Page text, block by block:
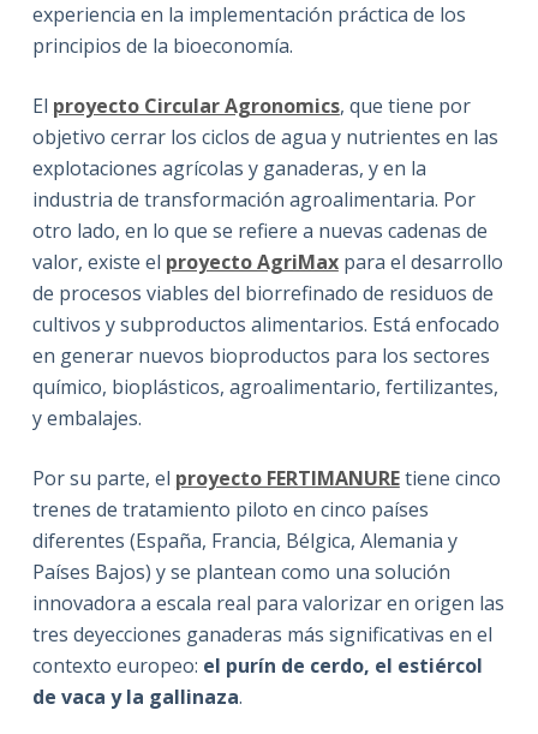
experiencia en la implementación práctica de los
principios de la bioeconomía.
El proyecto Circular Agronomics, que tiene por
objetivo cerrar los ciclos de agua y nutrientes en las
explotaciones agrícolas y ganaderas, y en la
industria de transformación agroalimentaria. Por
otro lado, en lo que se refiere a nuevas cadenas de
valor, existe el proyecto AgriMaxpara el desarrollo
de procesos viables del biorrefinado de residuos de
cultivos y subproductos alimentarios. Está enfocado
en generar nuevos bioproductos para los sectores
químico, bioplásticos, agroalimentario, fertilizantes,
y embalajes.
Por su parte, el proyecto FERTIMANUREtiene cinco
trenes de tratamiento piloto en cinco países
diferentes (España, Francia, Bélgica, Alemania y
Países Bajos) y se plantean como una solución
innovadora a escala real para valorizar en origen las
tres deyecciones ganaderas más significativas en el
contexto europeo: el purín de cerdo, el estiércol
de vaca y la gallinaza.